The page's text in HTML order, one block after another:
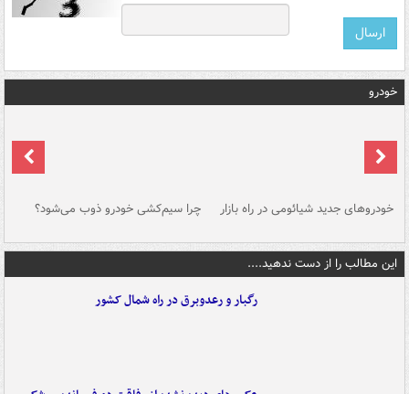
خودرو
خودروهای جدید شیائومی در راه بازار چرا سیم‌کشی خودرو ذوب می‌شود؟
این مطالب را از دست ندهید....
رگبار و رعدوبرق در راه شمال کشور